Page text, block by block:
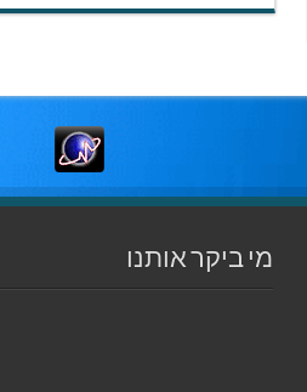
מי ביקר אותנו